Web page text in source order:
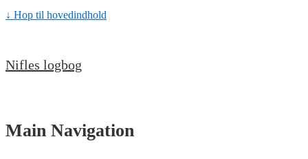
↓ Hop til hovedindhold
Nifles logbog
Main Navigation